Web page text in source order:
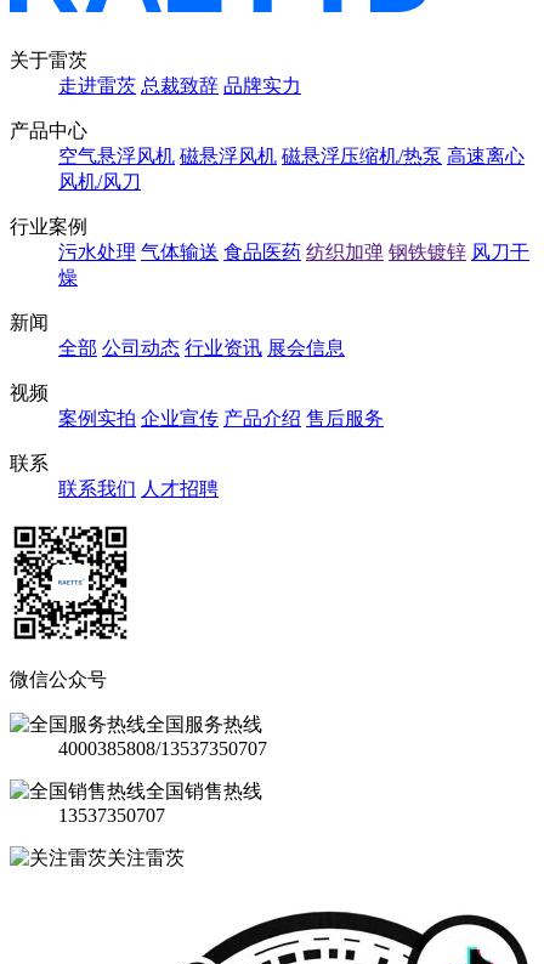
关于雷茨
走进雷茨 总裁致辞 品牌实力
产品中心
空气悬浮风机 磁悬浮风机 磁悬浮压缩机/热泵 高速离心
风机/风刀
行业案例
污水处理 气体输送 食品医药 纺织加弹 钢铁镀锌 风刀干
燥
新闻
全部 公司动态 行业资讯 展会信息
视频
案例实拍 企业宣传 产品介绍 售后服务
联系
联系我们 人才招聘
微信公众号
全国服务热线
4000385808/13537350707
全国销售热线
13537350707
关注雷茨